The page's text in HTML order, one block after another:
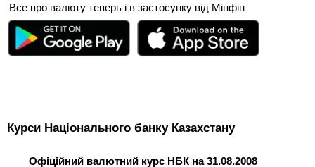
Все про валюту теперь і в застосунку від Мінфін
Курси Національного банку Казахстану
Офіційний валютний курс НБК на 31.08.2008